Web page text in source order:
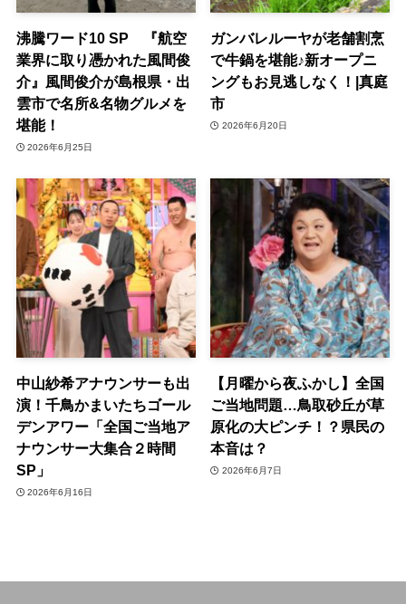
沸騰ワード10 SP 『航空
業界に取り憑かれた風間俊
介』風間俊介が島根県・出
雲市で名所&名物グルメを
堪能！
2026年6月25日
ガンバレルーヤが老舗割烹
で牛鍋を堪能♪新オープニ
ングもお見逃しなく！|真庭
市
2026年6月20日
中山紗希アナウンサーも出
演！千鳥かまいたちゴール
デンアワー「全国ご当地ア
ナウンサー大集合２時間
SP」
2026年6月16日
【月曜から夜ふかし】全国
ご当地問題…鳥取砂丘が草
原化の大ピンチ！？県民の
本音は？
2026年6月7日